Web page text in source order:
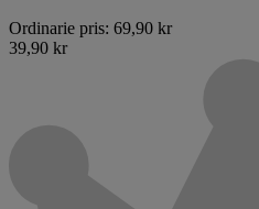
Ordinarie pris: 69,90 kr
39,90 kr